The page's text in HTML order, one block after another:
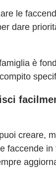
le
dare
è
creare,
faccende in